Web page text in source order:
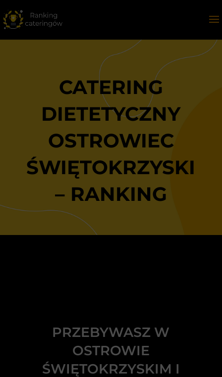
CATERING
DIETETYCZNY
OSTROWIEC
ŚWIĘTOKRZYSKI
– RANKING
PRZEBYWASZ W
OSTROWIE
ŚWIĘTOKRZYSKIM I